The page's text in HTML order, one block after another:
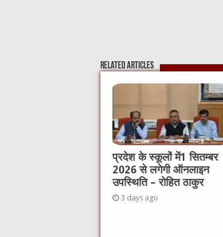
Related Articles
प्रदेश के स्कूलों में1 सितम्बर
2026 से लगेगी ऑनलाइन
उपस्थिति – रोहित ठाकुर
3 days ago